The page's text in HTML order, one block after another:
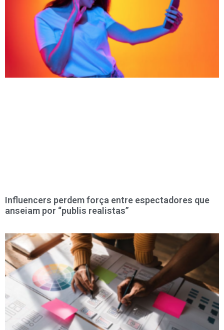
Influencers perdem força entre espectadores que
anseiam por “publis realistas”